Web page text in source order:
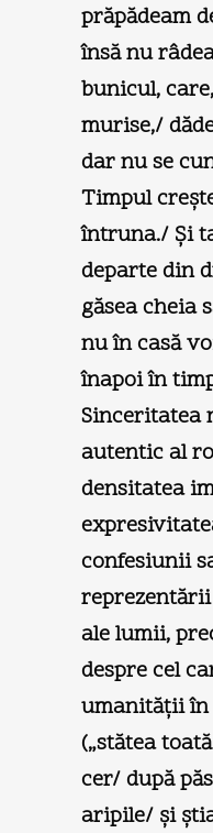
prăpădeam
însă nu
bunicul,
murise,/
dar nu se
Timpul
întruna./ Şi
departe din
găsea cheia
nu în casă
înapoi în
Sinceritatea
autentic al
densitatea
confesiunii
ale lumii,
despre cel
umanităţii
(„stătea
cer/ după
aripile/ şi